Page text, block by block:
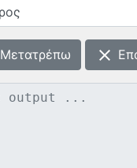
Μετατρέπω clear